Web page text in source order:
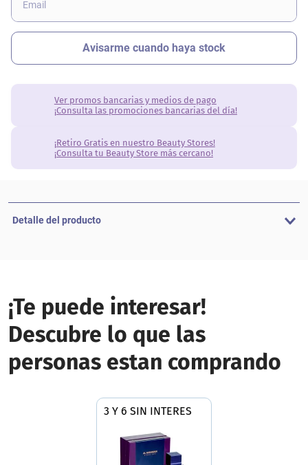
Ver promos bancarias y medios de pago
¡Consulta las promociones bancarias del día!
¡Retiro Gratis en nuestro Beauty Stores!
¡Consulta tu Beauty Store más cercano!
Detalle del producto
¡Te puede interesar!
Descubre lo que las
personas estan comprando
3 Y 6 SIN INTERES